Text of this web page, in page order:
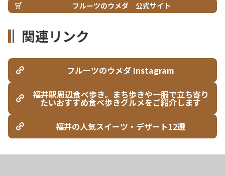
フルーツのウメダ 公式サイト
関連リンク
フルーツのウメダ Instagram
福井駅周辺食べ歩き。まち歩きや一服で立ち寄り
たいおすすめ食べ歩きグルメをご紹介します
福井の人気スイーツ・デザート12選